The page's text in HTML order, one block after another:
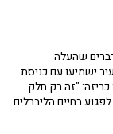
שהעלה
ישמיעו עם כניסת
"זה רק חלק
בחיים הליברלים